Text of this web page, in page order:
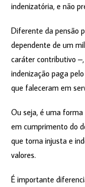
indenizatória, e não
Diferente da pensão
dependente de um
caráter contributivo
indenização paga
que faleceram em
Ou seja, é uma
em cumprimento do
que torna injusta e
valores.
É importante